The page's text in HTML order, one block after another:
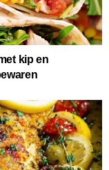
kip en